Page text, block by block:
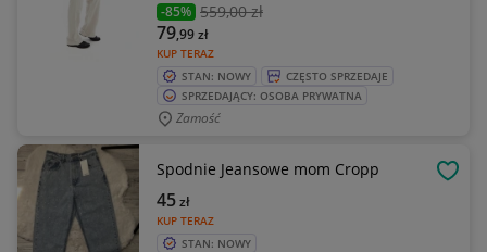
-85% 559,00 zł
KUP TERAZ
79,99zł
STAN: NOWY
CZĘSTO SPRZEDAJE
SPRZEDAJĄCY: OSOBA PRYWATNA
Zamość
Spodnie Jeansowe mom Cropp
KUP TERAZ
45zł
STAN: NOWY